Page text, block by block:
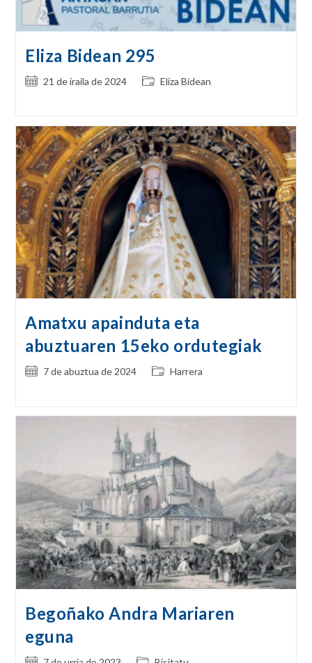
Eliza Bidean 295
Post21 de iraila de 2024
PostEliza Bidean
Amatxu apainduta eta
abuztuaren 15eko ordutegiak
Post7 de abuztua de 2024
PostHarrera
Begoñako Andra Mariaren
eguna